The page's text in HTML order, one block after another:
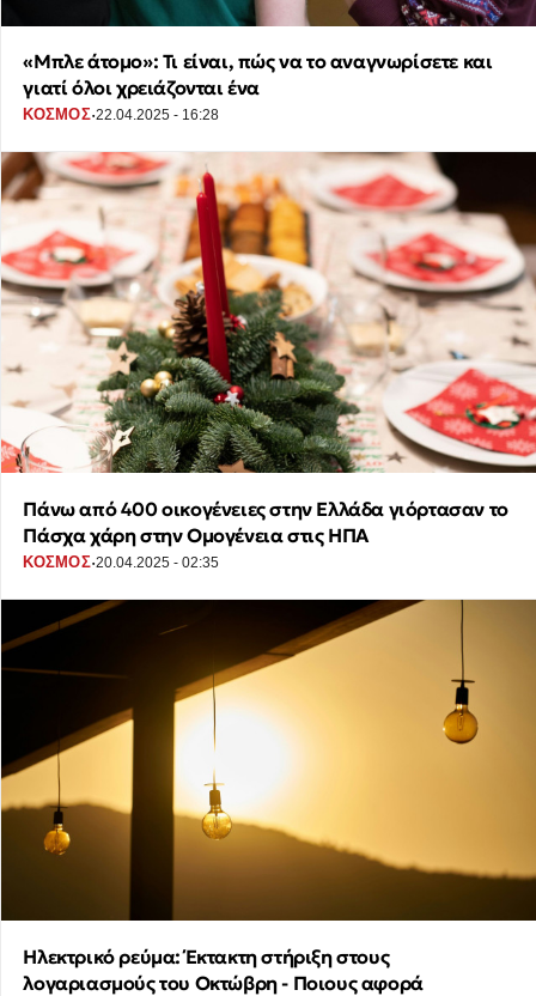
«Μπλε άτομο»: Τι είναι, πώς να το αναγνωρίσετε και
γιατί όλοι χρειάζονται ένα
ΚΟΣΜΟΣ·22.04.2025 - 16:28
Πάνω από 400 οικογένειες στην Ελλάδα γιόρτασαν το
Πάσχα χάρη στην Ομογένεια στις ΗΠΑ
ΚΟΣΜΟΣ·20.04.2025 - 02:35
Ηλεκτρικό ρεύμα: Έκτακτη στήριξη στους
λογαριασμούς του Οκτώβρη - Ποιους αφορά